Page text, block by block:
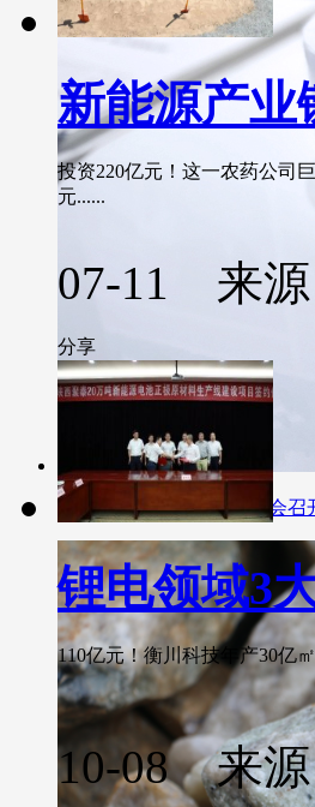
山西永济这场电池隔膜峰会召
新能源产业
投资220亿元！这一农药公司
元......
07-11 来源
分享
锂电领域3
110亿元！衡川科技年产30亿
10-08 来源